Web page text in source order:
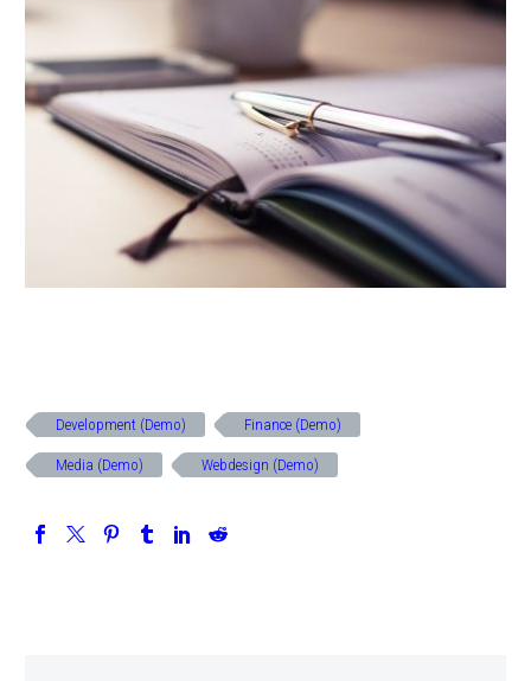
Development (Demo) Finance (Demo)
Media (Demo) Webdesign (Demo)